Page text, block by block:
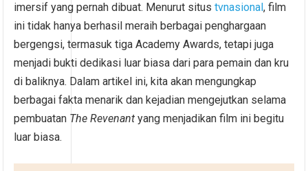
imersif yang pernah dibuat. Menurut situstvnasional, film
ini tidak hanya berhasil meraih berbagai penghargaan
bergengsi, termasuk tiga Academy Awards, tetapi juga
menjadi bukti dedikasi luar biasa dari para pemain dan kru
di baliknya. Dalam artikel ini, kita akan mengungkap
berbagai fakta menarik dan kejadian mengejutkan selama
pembuatan The Revenant yang menjadikan film ini begitu
luar biasa.